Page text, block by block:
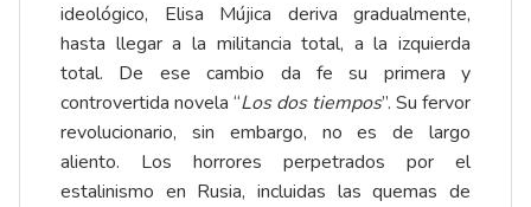
ideológico, Elisa Mújica deriva gradualmente,
hasta llegar a la militancia total, a la izquierda
total. De ese cambio da fe su primera y
controvertida novela “Los dos tiempos”. Su fervor
revolucionario, sin embargo, no es de largo
aliento. Los horrores perpetrados por el
estalinismo en Rusia, incluidas las quemas de